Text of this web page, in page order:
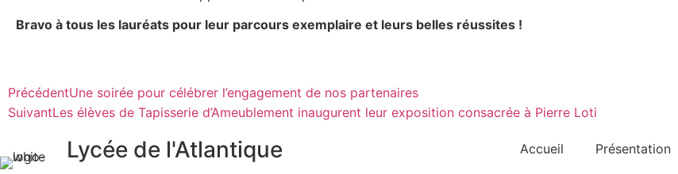
Bravo à tous les lauréats pour leur parcours exemplaire et leurs belles réussites !
PrécédentUne soirée pour célébrer l’engagement de nos partenaires
SuivantLes élèves de Tapisserie d’Ameublement inaugurent leur exposition consacrée à Pierre Loti
Lycée de l'Atlantique Accueil Présentation